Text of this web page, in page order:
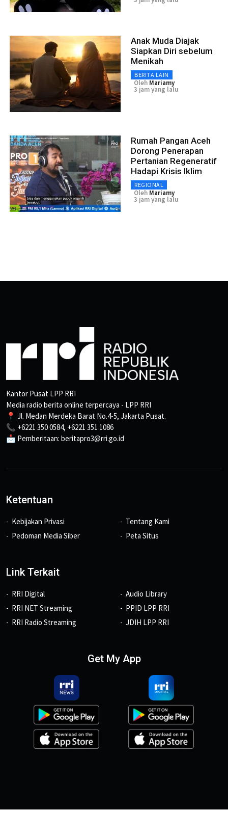
Anak Muda Diajak
Siapkan Diri sebelum
Menikah
BERITA LAIN
Oleh Mariamy
3 jam yang lalu
Rumah Pangan Aceh
Dorong Penerapan
Pertanian Regeneratif
Hadapi Krisis Iklim
REGIONAL
Oleh Mariamy
3 jam yang lalu
Kantor Pusat LPP RRI
Media radio berita online terpercaya - LPP RRI
📍 Jl. Medan Merdeka Barat No.4-5, Jakarta Pusat.
📞 +6221 350 0584, +6221 351 1086
📩 Pemberitaan: beritapro3@rri.go.id
Ketentuan
Kebijakan Privasi
Pedoman Media Siber
Tentang Kami
Peta Situs
Link Terkait
RRI Digital
RRI NET Streaming
RRI Radio Streaming
Audio Library
PPID LPP RRI
JDIH LPP RRI
Get My App